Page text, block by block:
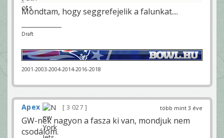
Mondtam, hogy seggrefejelik a falunkat....
Draft
2001-2003-2004-2014-2016-2018
több mint 3 éve
Apex 3 027
GW-nek nagyon a fasza ki van, mondjuk nem
csodálom.